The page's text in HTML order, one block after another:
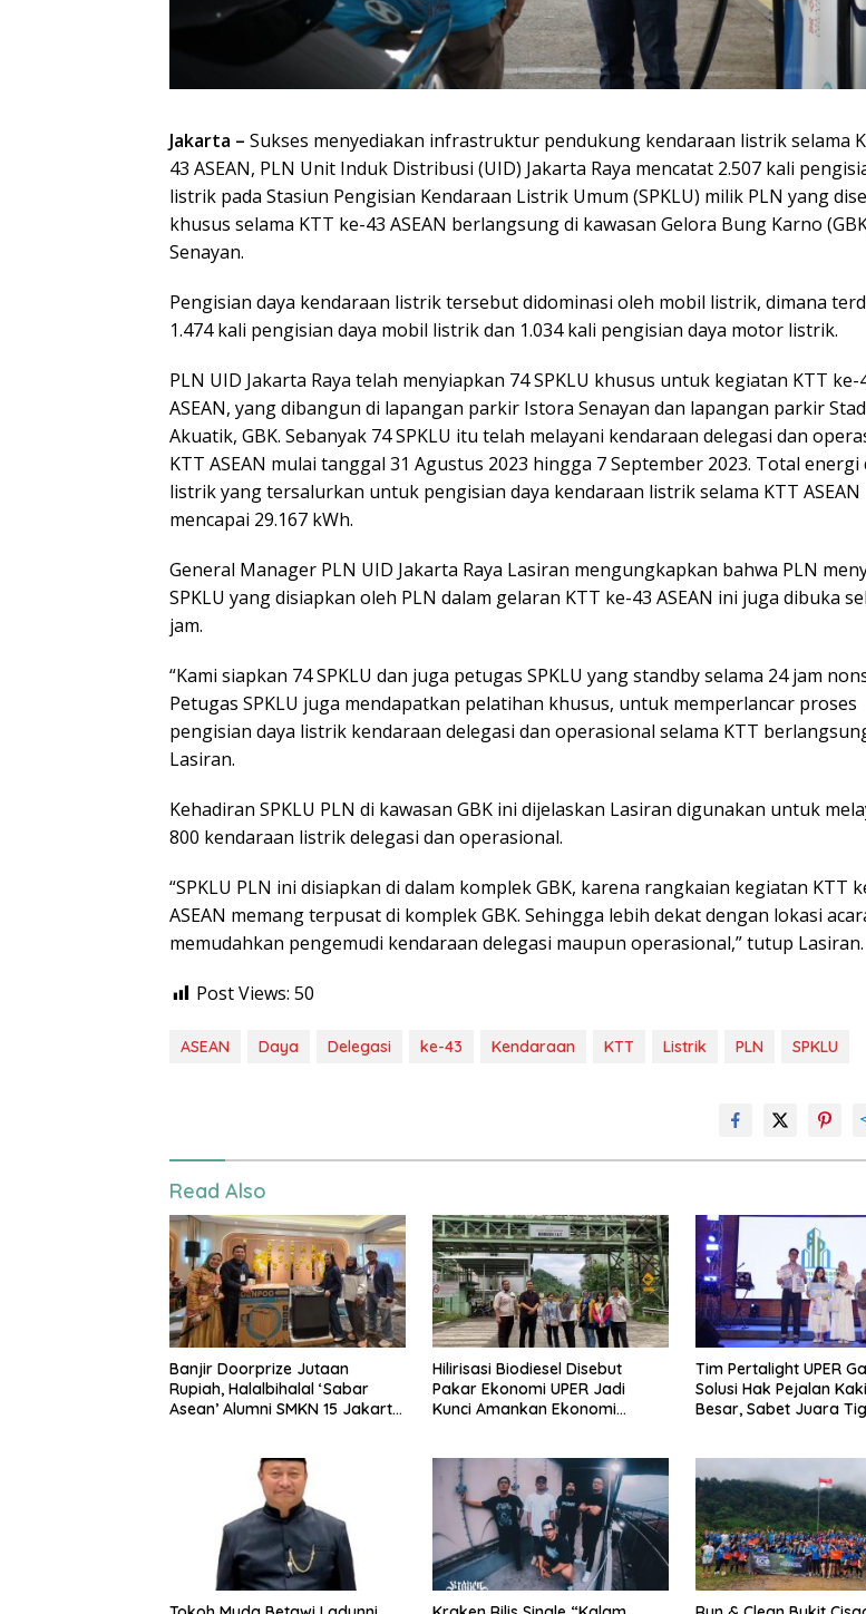
Jakarta – Sukses menyediakan infrastruktur pendukung kendaraan listrik selama
43 ASEAN, PLN Unit Induk Distribusi (UID) Jakarta Raya mencatat 2.507 kali
listrik pada Stasiun Pengisian Kendaraan Listrik Umum (SPKLU) milik PLN yang
khusus selama KTT ke-43 ASEAN berlangsung di kawasan Gelora Bung Karno
Senayan.
Pengisian daya kendaraan listrik tersebut didominasi oleh mobil listrik, dimana
1.474 kali pengisian daya mobil listrik dan 1.034 kali pengisian daya motor listrik.
PLN UID Jakarta Raya telah menyiapkan 74 SPKLU khusus untuk kegiatan KTT ke-
ASEAN, yang dibangun di lapangan parkir Istora Senayan dan lapangan parkir
Akuatik, GBK. Sebanyak 74 SPKLU itu telah melayani kendaraan delegasi dan
KTT ASEAN mulai tanggal 31 Agustus 2023 hingga 7 September 2023. Total energi
listrik yang tersalurkan untuk pengisian daya kendaraan listrik selama KTT ASEAN
mencapai 29.167 kWh.
General Manager PLN UID Jakarta Raya Lasiran mengungkapkan bahwa PLN
SPKLU yang disiapkan oleh PLN dalam gelaran KTT ke-43 ASEAN ini juga dibuka
jam.
“Kami siapkan 74 SPKLU dan juga petugas SPKLU yang standby selama 24 jam
Petugas SPKLU juga mendapatkan pelatihan khusus, untuk memperlancar proses
pengisian daya listrik kendaraan delegasi dan operasional selama KTT
Lasiran.
Kehadiran SPKLU PLN di kawasan GBK ini dijelaskan Lasiran digunakan untuk
800 kendaraan listrik delegasi dan operasional.
“SPKLU PLN ini disiapkan di dalam komplek GBK, karena rangkaian kegiatan KTT
ASEAN memang terpusat di komplek GBK. Sehingga lebih dekat dengan lokasi
memudahkan pengemudi kendaraan delegasi maupun operasional,” tutup Lasiran.
Post Views: 50
ASEAN Daya Delegasi ke-43 Kendaraan KTT Listrik PLN SPKLU
Read Also
Banjir Doorprize Jutaan
Rupiah, Halalbihalal ‘Sabar
Asean’ Alumni SMKN 15 Jakarta
Hilirisasi Biodiesel Disebut
Pakar Ekonomi UPER Jadi
Kunci Amankan Ekonomi
Tim Pertalight UPER
Solusi Hak Pejalan
Besar, Sabet Juara